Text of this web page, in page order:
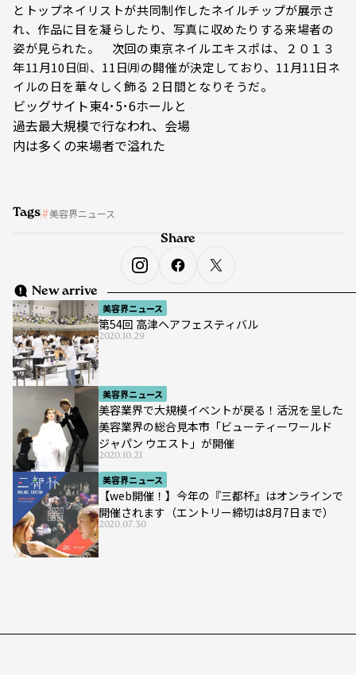
とトップネイリストが共同制作したネイルチップが展示さ
れ、作品に目を凝らしたり、写真に収めたりする来場者の
姿が見られた。 次回の東京ネイルエキスポは、２０１３
年11月10日㈰、11日㈪の開催が決定しており、11月11日ネ
イルの日を華々しく飾る２日間となりそうだ。
ビッグサイト東4･5･6ホールと
過去最大規模で行なわれ、会場
内は多くの来場者で溢れた
Tags 美容界ニュース
New arrive
美容界ニュース
第54回 高津ヘアフェスティバル
2020.10.29
美容界ニュース
美容業界で大規模イベントが戻る！活況を呈した
美容業界の総合見本市「ビューティーワールド
ジャパン ウエスト」が開催
2020.10.21
美容界ニュース
【web開催！】今年の『三都杯』はオンラインで
開催されます（エントリー締切は8月7日まで）
2020.07.30
Share